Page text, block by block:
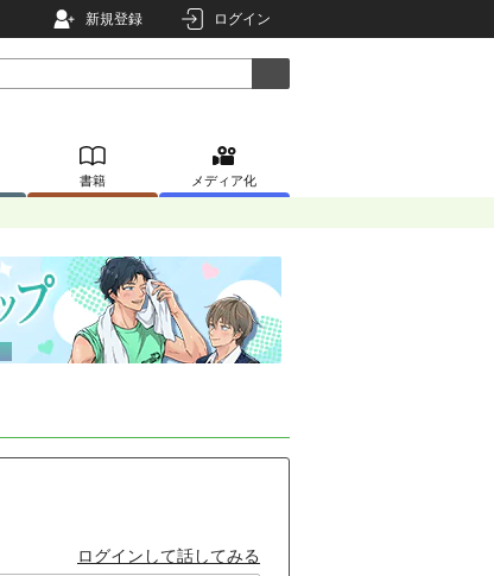
新規登録 ログイン
書籍 メディア化
ログインして話してみる